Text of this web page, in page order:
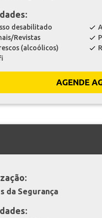
desabilitado check
Revistas check
(alcoólicos) check
AGENDE
da Segurança